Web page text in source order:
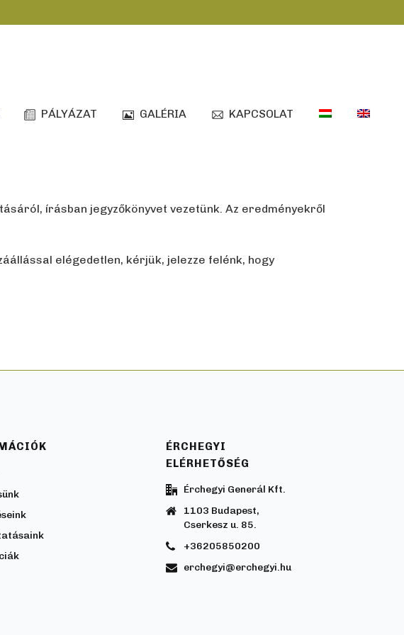
PÁLYÁZAT GALÉRIA KAPCSOLAT
írásban jegyzőkönyvet vezetünk. Az eredményekről
elégedetlen, kérjük, jelezze felénk, hogy
ÉRCHEGYI
ELÉRHETŐSÉG
Érchegyi Generál Kft.
1103 Budapest,
Cserkesz u. 85.
+36205850200
erchegyi@erchegyi.hu